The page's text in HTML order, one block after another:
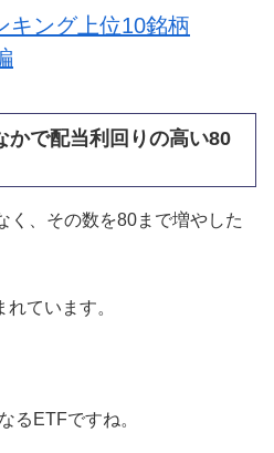
キング上位10銘柄
かで配当利回りの高い80
く、その数を80まで増やした
ています。
るETFですね。